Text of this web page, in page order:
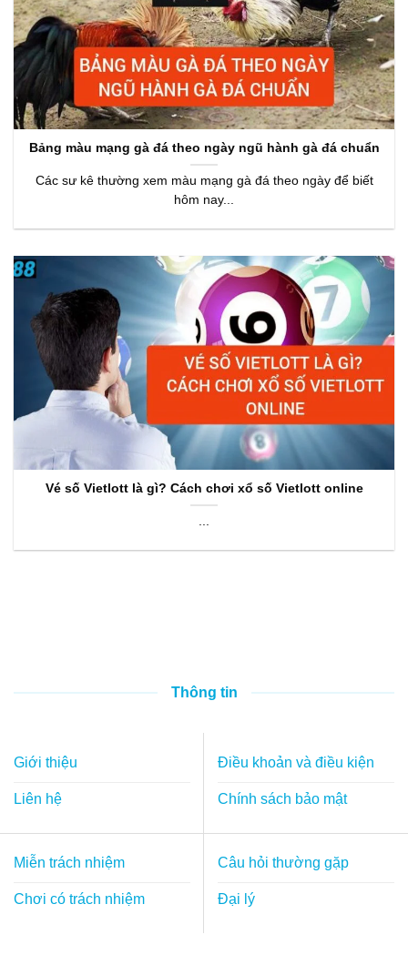
Bảng màu mạng gà đá theo ngày ngũ hành gà đá chuẩn
Các sư kê thường xem màu mạng gà đá theo ngày để biết
hôm nay...
Vé số Vietlott là gì? Cách chơi xổ số Vietlott online
...
Thông tin
Giới thiệu
Liên hệ
Điều khoản và điều kiện
Chính sách bảo mật
Miễn trách nhiệm
Chơi có trách nhiệm
Câu hỏi thường gặp
Đại lý